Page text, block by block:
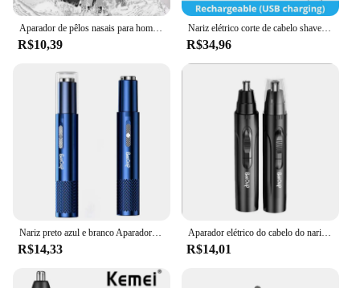
looking to maintain a neat and tidy appearance.
Aparador de pêlos nasais para homens e mulheres, aparador de pêlos, sem ruído, lavável, manual, cosméticos
R$10,39
Nariz elétrico corte de cabelo shaver barbear sobrancelha remoção barbeador usb recarregável face care for men 500mah 14500 li-ion bateria
R$34,96
Nariz preto azul e branco Aparador De Pêlos Barbeador De Metal Produtos De Remoção De Cabelo De Nariz De Guarnição Unisex
R$14,33
Aparador elétrico do cabelo do nariz para homens e mulheres, orelha e nariz cabelo aparador, indolor, preto, profissional
R$14,01